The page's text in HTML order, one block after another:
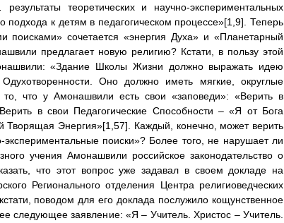
теоретических и научно-экспериментальных
к детям в педагогическом процессе»[1,9]. Теперь
поисками» сочетается «энергия Духа» и «Планетарный
предлагает новую религию? Кстати, в пользу этой
«Здание Школы Жизни должно выражать идею
Оно должно иметь мягкие, округлые
что у Амонашвили есть свои «заповеди»: «Верить в
в свои Педагогические Способности – «Я от Бога
Творящая Энергия»[1,57]. Каждый, конечно, может верить
поиски»? Более того, не нарушает ли
учения Амонашвили российское законодательство о
что этот вопрос уже задавал в своем докладе на
Регионального отделения Центра религиоведческих
поводом для его доклада послужило кощунственное
следующее заявление: «Я – Учитель. Христос – Учитель.